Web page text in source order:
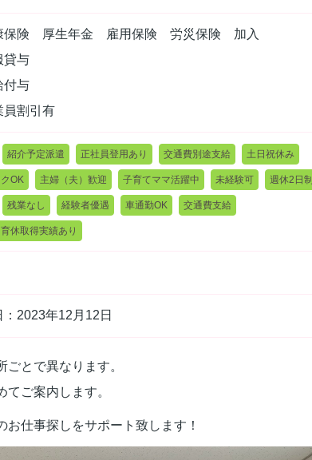
保険 厚生年金 雇用保険 労災保険 加入
貸与
付与
員割引有
紹介予定派遣 正社員登用あり 交通費別途支給 土日祝休み
OK 主婦（夫）歓迎 子育てママ活躍中 未経験可 週休2日制
残業なし 経験者優遇 車通勤OK 交通費支給
休取得実績あり
：2023年12月12日
とで異なります。
ご案内します。
仕事探しをサポート致します！